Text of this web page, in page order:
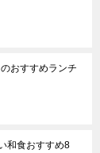
おすすめランチ
和食おすすめ8